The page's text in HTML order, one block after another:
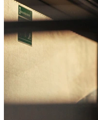
Passo 1/2
Institucional
Compromisso com o Meio
Governança Corporativa